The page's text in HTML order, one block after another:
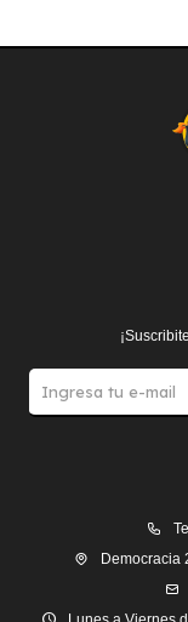
Democracia